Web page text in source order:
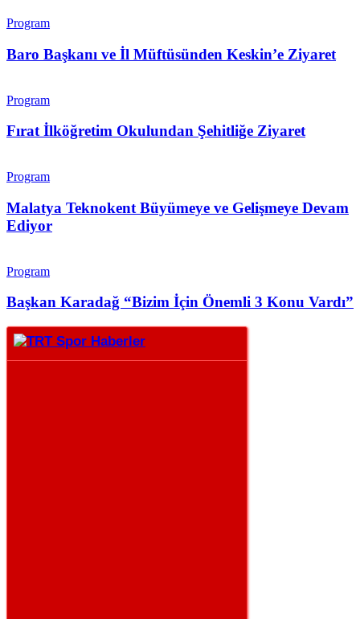
Program
Baro Başkanı ve İl Müftüsünden Keskin’e Ziyaret
Program
Fırat İlköğretim Okulundan Şehitliğe Ziyaret
Program
Malatya Teknokent Büyümeye ve Gelişmeye Devam
Ediyor
Program
Başkan Karadağ “Bizim İçin Önemli 3 Konu Vardı”